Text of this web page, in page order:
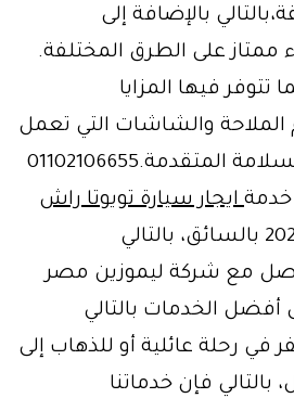
بالإضافة إلى
ممتاز على الطرق المختلفة.
تتوفر فيها المزايا
الملاحة والشاشات التي تعمل
خدمةايجار سيارة تويوتا راش
مع شركة ليموزين مصر
الخدمات بالتالي
رحلة عائلية أو للذهاب إلى
بالتالي فإن خدماتنا